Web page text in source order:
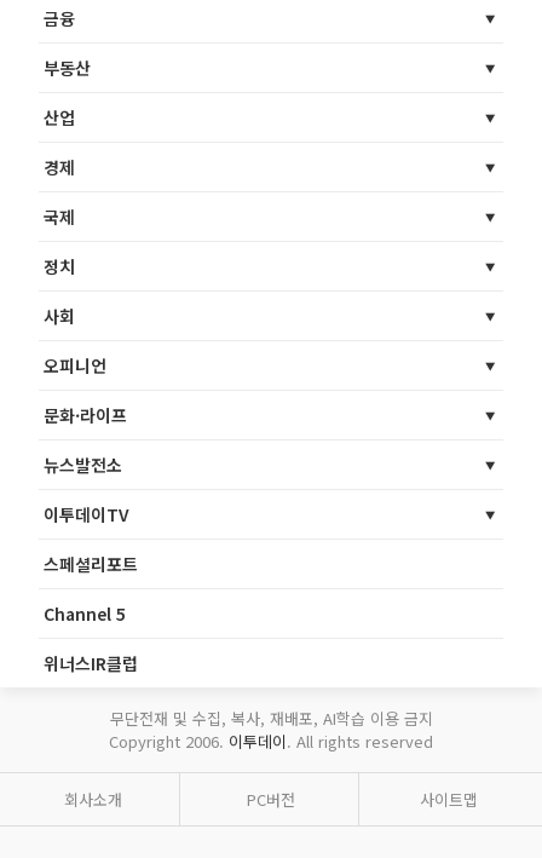
금융
부동산
산업
경제
국제
정치
사회
오피니언
문화·라이프
뉴스발전소
이투데이TV
스페셜리포트
Channel 5
위너스IR클럽
무단전재 및 수집, 복사, 재배포, AI학습 이용 금지
Copyright 2006. 이투데이. All rights reserved
회사소개 PC버전 사이트맵